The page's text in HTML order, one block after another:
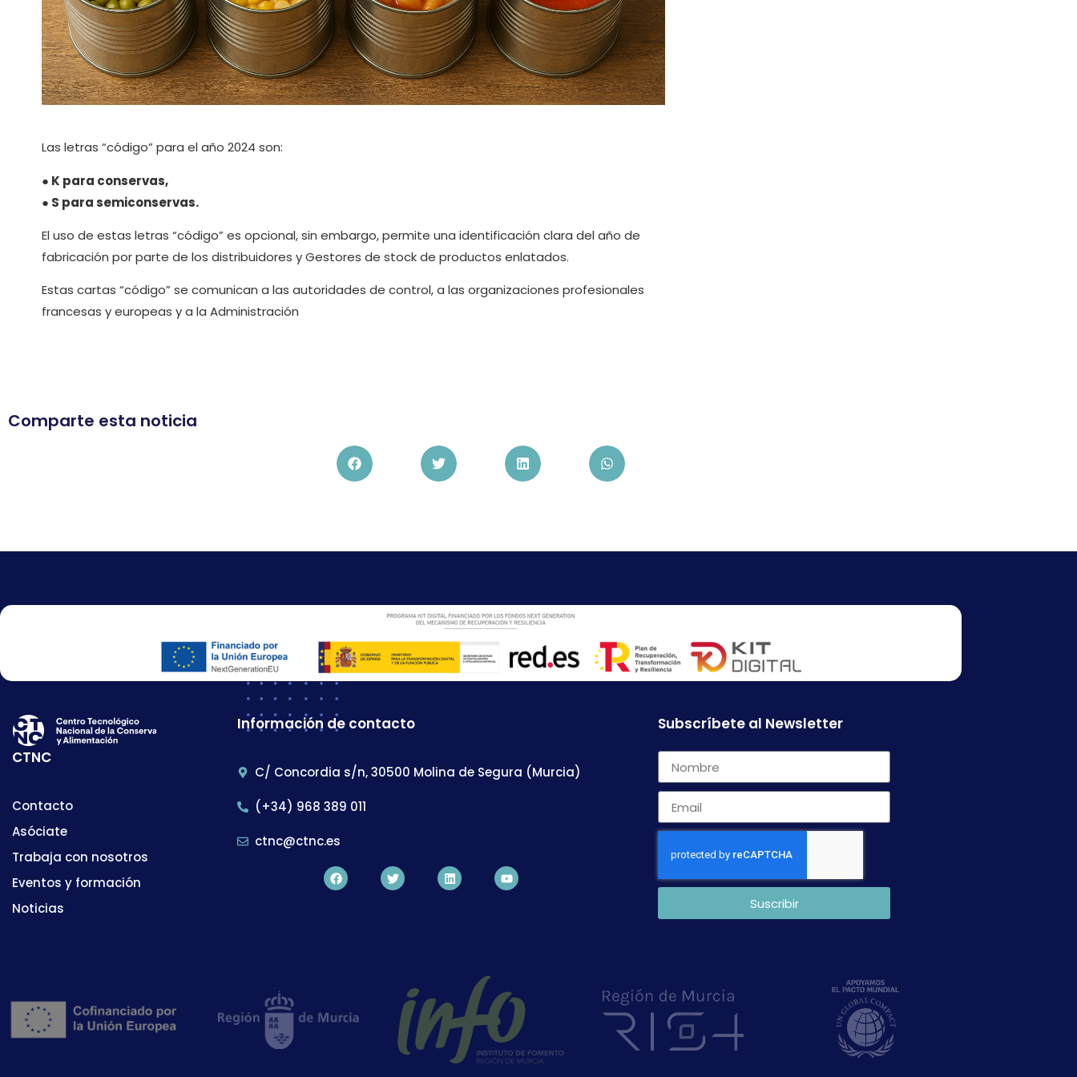
Las letras “código” para el año 2024 son:
● K para conservas,
● S para semiconservas.
El uso de estas letras “código” es opcional, sin embargo, permite una identificación clara del año de
fabricación por parte de los distribuidores y Gestores de stock de productos enlatados.
Estas cartas “código” se comunican a las autoridades de control, a las organizaciones profesionales
francesas y europeas y a la Administración
Comparte esta noticia
CTNC
Contacto
Asóciate
Trabaja con nosotros
Eventos y formación
Noticias
Información de contacto
C/ Concordia s/n, 30500 Molina de Segura (Murcia)
(+34) 968 389 011
ctnc@ctnc.es
Subscríbete al Newsletter
Suscribir